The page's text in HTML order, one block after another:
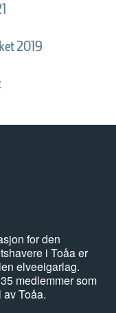
2019
for den
i Toåa er
elveeigarlag.
medlemmer som
Toåa.